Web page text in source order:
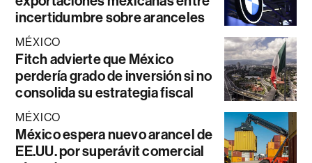
incertidumbre sobre aranceles
MÉXICO
Fitch advierte que México
perdería grado de inversión si no
consolida su estrategia fiscal
MÉXICO
México espera nuevo arancel de
EE.UU. por superávit comercial